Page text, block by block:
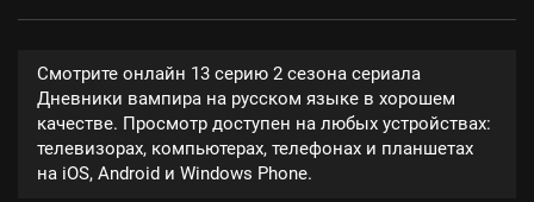
Смотрите онлайн 13 серию 2 сезона сериала
Дневники вампира на русском языке в хорошем
качестве. Просмотр доступен на любых устройствах:
телевизорах, компьютерах, телефонах и планшетах
на iOS, Android и Windows Phone.